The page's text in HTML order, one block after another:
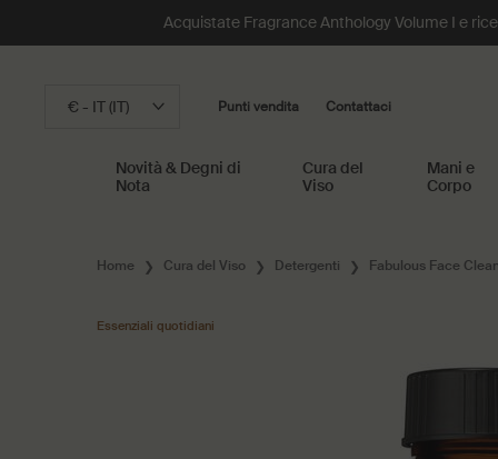
Acquistate Fragrance Anthology Volume I e
€ - IT (IT) Punti vendita Contattaci
Novità & Degni di
Nota
Cura del
Viso
Mani e
Corpo
Home Cura del Viso Detergenti Fabulous Face
Essenziali quotidiani